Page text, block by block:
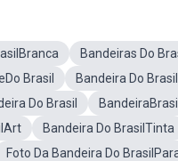
Bandeiras Do
Brasil Bandeira Do
Do Brasil
Bandeira Do BrasilTinta
Foto Da Bandeira Do